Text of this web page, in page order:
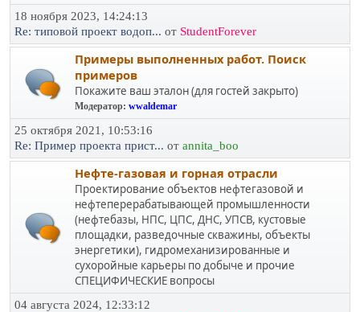
18 ноября 2023, 14:24:13
Re: типовой проект водоп... от StudentForever
Примеры выполненных работ. Поиск
примеров
Покажите ваш эталон (для гостей закрыто)
Модератор: wwaldemar
25 октября 2021, 10:53:16
Re: Пример проекта прист... от annita_boo
Нефте-газовая и горная отрасли
Проектирование объектов нефтегазовой и
нефтеперерабатывающей промышленности
(нефтебазы, НПС, ЦПС, ДНС, УПСВ, кустовые
площадки, разведочные скважины, объекты
энергетики), гидромеханизированные и
сухоройные карьеры по добыче и прочие
СПЕЦИФИЧЕСКИЕ вопросы
04 августа 2024, 12:33:12